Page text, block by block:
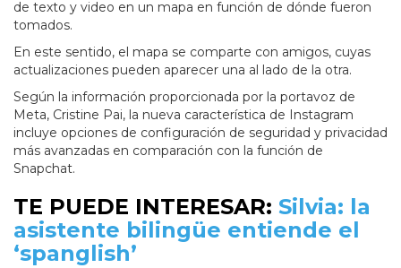
de texto y video en un mapa en función de dónde fueron
tomados.
En este sentido, el mapa se comparte con amigos, cuyas
actualizaciones pueden aparecer una al lado de la otra.
Según la información proporcionada por la portavoz de
Meta, Cristine Pai, la nueva característica de Instagram
incluye opciones de configuración de seguridad y privacidad
más avanzadas en comparación con la función de
Snapchat.
TE PUEDE INTERESAR: Silvia: la
asistente bilingüe entiende el
‘spanglish’